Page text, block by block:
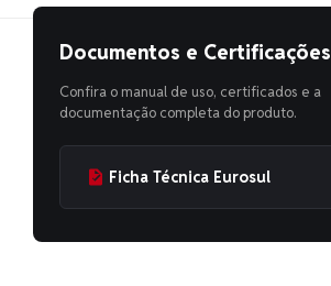
Documentos e Certificações
Confira o manual de uso, certificados e a
documentação completa do produto.
Ficha Técnica Eurosul